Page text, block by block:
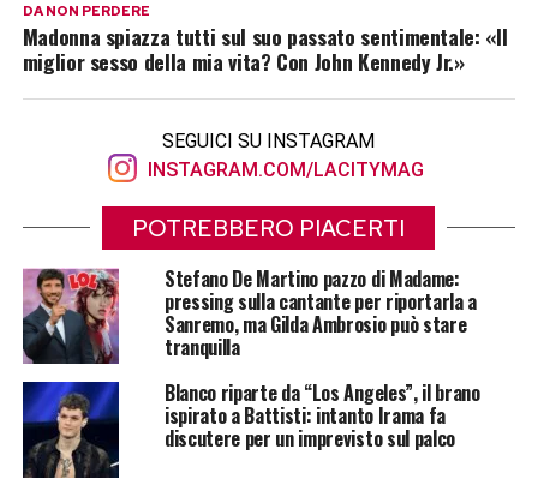
DA NON PERDERE
Madonna spiazza tutti sul suo passato sentimentale: «Il
miglior sesso della mia vita? Con John Kennedy Jr.»
SEGUICI SU INSTAGRAM
INSTAGRAM.COM/LACITYMAG
POTREBBERO PIACERTI
Stefano De Martino pazzo di Madame:
pressing sulla cantante per riportarla a
Sanremo, ma Gilda Ambrosio può stare
tranquilla
Blanco riparte da “Los Angeles”, il brano
ispirato a Battisti: intanto Irama fa
discutere per un imprevisto sul palco